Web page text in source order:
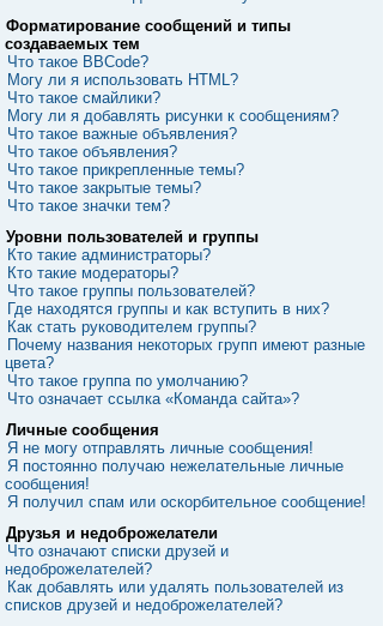
Форматирование сообщений и типы
создаваемых тем
Что такое BBCode?
Могу ли я использовать HTML?
Что такое смайлики?
Могу ли я добавлять рисунки к сообщениям?
Что такое важные объявления?
Что такое объявления?
Что такое прикрепленные темы?
Что такое закрытые темы?
Что такое значки тем?
Уровни пользователей и группы
Кто такие администраторы?
Кто такие модераторы?
Что такое группы пользователей?
Где находятся группы и как вступить в них?
Как стать руководителем группы?
Почему названия некоторых групп имеют разные
цвета?
Что такое группа по умолчанию?
Что означает ссылка «Команда сайта»?
Личные сообщения
Я не могу отправлять личные сообщения!
Я постоянно получаю нежелательные личные
сообщения!
Я получил спам или оскорбительное сообщение!
Друзья и недоброжелатели
Что означают списки друзей и
недоброжелателей?
Как добавлять или удалять пользователей из
списков друзей и недоброжелателей?